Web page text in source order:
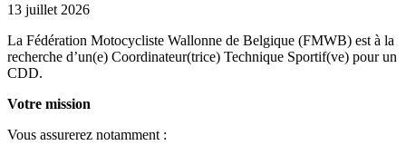
13 juillet 2026
La Fédération Motocycliste Wallonne de Belgique (FMWB) est à la
recherche d’un(e) Coordinateur(trice) Technique Sportif(ve) pour un
CDD.
Votre mission
Vous assurerez notamment :